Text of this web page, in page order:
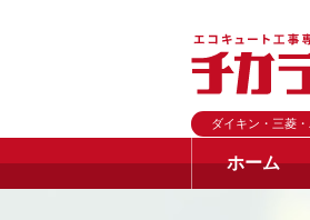
ダイキン・三菱
ホーム